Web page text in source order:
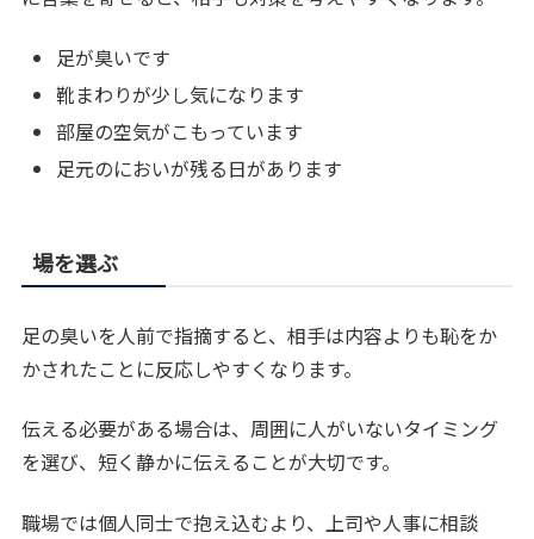
足が臭いです
靴まわりが少し気になります
部屋の空気がこもっています
足元のにおいが残る日があります
場を選ぶ
足の臭いを人前で指摘すると、相手は内容よりも恥をか
かされたことに反応しやすくなります。
伝える必要がある場合は、周囲に人がいないタイミング
を選び、短く静かに伝えることが大切です。
職場では個人同士で抱え込むより、上司や人事に相談